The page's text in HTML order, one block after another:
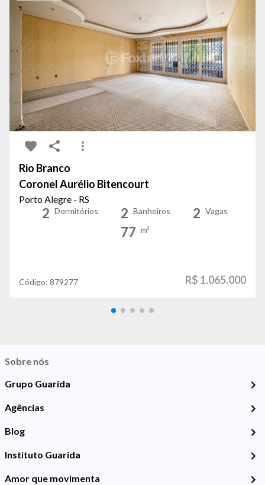
Rio Branco
Coronel Aurélio Bitencourt
Porto Alegre - RS
2 Dormitórios 2 Banheiros 2 Vagas
77 m²
Código: 879277 R$ 1.065.000
Sobre nós
Grupo Guarida
Agências
Blog
Instituto Guarida
Amor que movimenta